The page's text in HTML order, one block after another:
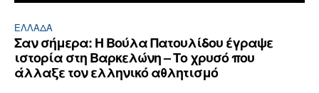
ΕΛΛΆΔΑ
Σαν σήμερα: Η Βούλα Πατουλίδου έγραψε
ιστορία στη Βαρκελώνη – Το χρυσό που
άλλαξε τον ελληνικό αθλητισμό